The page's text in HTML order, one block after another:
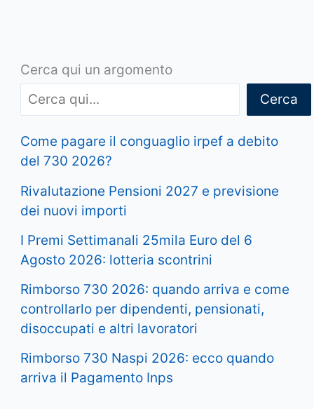
Cerca qui un argomento
Cerca
Come pagare il conguaglio irpef a debito
del 730 2026?
Rivalutazione Pensioni 2027 e previsione
dei nuovi importi
I Premi Settimanali 25mila Euro del 6
Agosto 2026: lotteria scontrini
Rimborso 730 2026: quando arriva e come
controllarlo per dipendenti, pensionati,
disoccupati e altri lavoratori
Rimborso 730 Naspi 2026: ecco quando
arriva il Pagamento Inps